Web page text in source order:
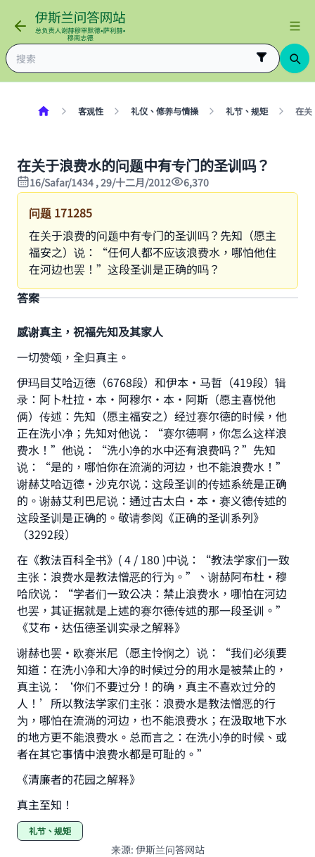
客观性 礼仪、修养与情操 礼节、规矩 在关
在关于浪费水的问题中有专门的圣训吗？
16/Safar/1434 , 29/十二月/2012 6,370
问题 171285
在关于浪费的问题中有专门的圣训吗？先知（愿主
福安之）说：“任何人都不应该浪费水，哪怕他住
在河边也罢！”这段圣训是正确的吗？
答案
感谢真主，祝福先知及其家人
一切赞颂，全归真主。
伊玛目艾哈迈德（6768段）和伊本·马哲（419段）辑
录：阿卜杜拉·本·阿穆尔·本·阿斯（愿主喜悦他
俩）传述：先知（愿主福安之）经过赛尔德的时候，他
正在洗小净；先知对他说：“赛尔德啊，你怎么这样浪
费水！”他说：“洗小净的水中还有浪费吗？”先知
说：“是的，哪怕你在流淌的河边，也不能浪费水！”
谢赫艾哈迈德·沙克尔说：这段圣训的传述系统是正确
的。谢赫艾利巴尼说：通过古太白·本·赛义德传述的
这段圣训是正确的。敬请参阅《正确的圣训系列》
（3292段）
在《教法百科全书》( 4 / 180 )中说：“教法学家们一致
主张：浪费水是教法憎恶的行为。”、谢赫阿布杜·穆
哈欣说：“学者们一致公决：禁止浪费水，哪怕在河边
也罢，其证据就是上述的赛尔德传述的那一段圣训。”
《艾布·达伍德圣训实录之解释》
谢赫也罢·欧赛米尼（愿主怜悯之）说：“我们必须要
知道：在洗小净和大净的时候过分的用水是被禁止的，
真主说：‘你们不要过分！的确，真主不喜欢过分的
人！’所以教法学家们主张：浪费水是教法憎恶的行
为，哪怕在流淌的河边，也不能浪费水；在汲取地下水
的地方更不能浪费水。总而言之：在洗小净的时候、或
者在其它事情中浪费水都是可耻的。”
《清廉者的花园之解释》
真主至知！
礼节、规矩
来源: 伊斯兰问答网站
Make an impact on millions of lives
with your contribution today
Your support is crucial for our mission.
"A person who leads others to doing what is
good will earn the same reward as those who
do it."
(MUSLIM, 1893)
Support IslamQA